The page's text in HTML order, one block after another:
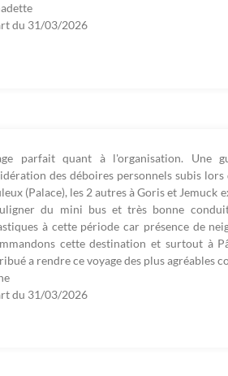
du 31/03/2026
parfait quant à l'organisation. Une
des déboires personnels subis
(Palace), les 2 autres à Goris et
du mini bus et très bonne
à cette période car présence de
cette destination et surtout à
a rendre ce voyage des plus agréables
du 31/03/2026